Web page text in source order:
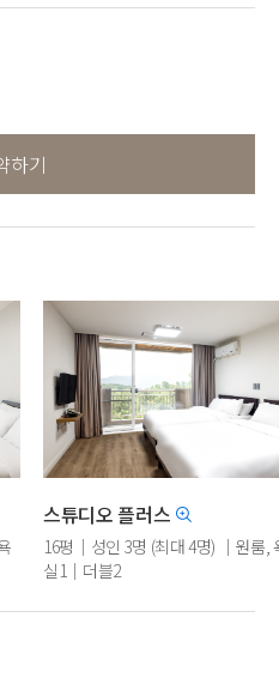
하기
스튜디오 플러스
16평｜성인 3명 (최대 4명) ｜원룸,
실1｜더블2